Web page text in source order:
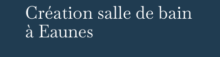
Création salle de bain
à Eaunes